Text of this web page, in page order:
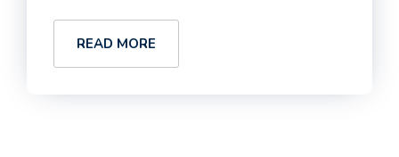
READ MORE